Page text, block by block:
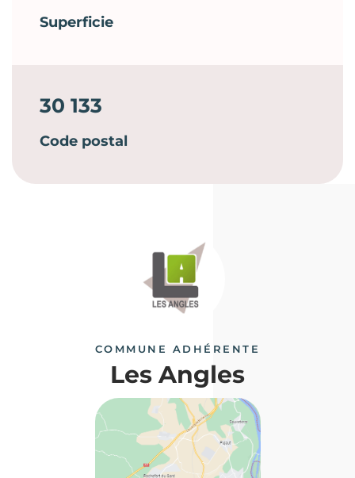
Superficie
30 133
Code postal
COMMUNE ADHÉRENTE
Les Angles